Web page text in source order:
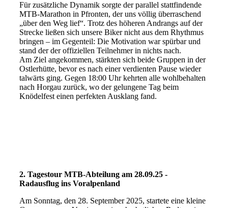
Für zusätzliche Dynamik sorgte der parallel stattfindende
MTB-Marathon in Pfronten, der uns völlig überraschend
„über den Weg lief“. Trotz des höheren Andrangs auf der
Strecke ließen sich unsere Biker nicht aus dem Rhythmus
bringen – im Gegenteil: Die Motivation war spürbar und
stand der der offiziellen Teilnehmer in nichts nach.
Am Ziel angekommen, stärkten sich beide Gruppen in der
Ostlerhütte, bevor es nach einer verdienten Pause wieder
talwärts ging. Gegen 18:00 Uhr kehrten alle wohlbehalten
nach Horgau zurück, wo der gelungene Tag beim
Knödelfest einen perfekten Ausklang fand.
2. Tagestour MTB-Abteilung am 28.09.25 -
Radausflug ins Voralpenland
Am Sonntag, den 28. September 2025, startete eine kleine